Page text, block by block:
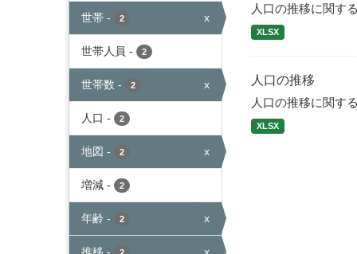
世帯 - 2 x
世帯人員 - 2
世帯数 - 2 x
人口 - 2
地図 - 2 x
増減 - 2
年齢 - 2 x
人口の推移に関す
XLSX
人口の推移
人口の推移に関す
XLSX